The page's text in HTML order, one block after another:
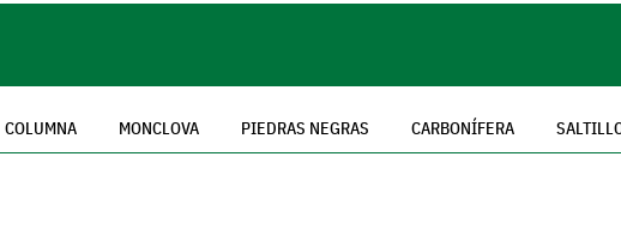
COLUMNA MONCLOVA PIEDRAS NEGRAS CARBONÍFERA